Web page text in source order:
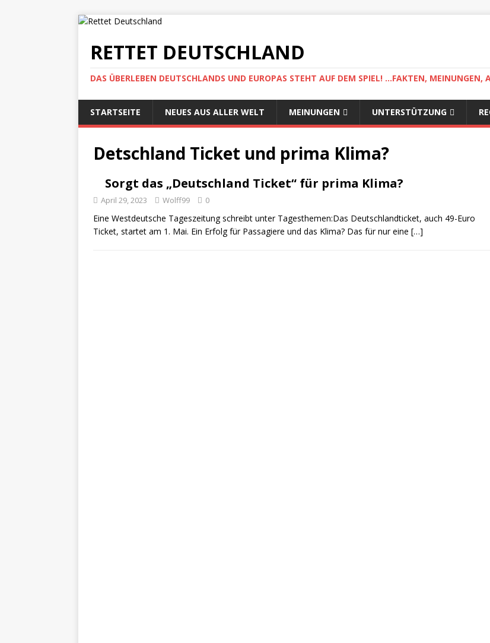
RETTET DEUTSCHLAND
DAS ÜBERLEBEN DEUTSCHLANDS UND EUROPAS STEHT AUF DEM SPIEL! ...FAKTEN, MEINUNGEN,
STARTSEITE NEUES AUS ALLER WELT MEINUNGEN UNTERSTÜTZUNG
Detschland Ticket und prima Klima?
Sorgt das „Deutschland Ticket“ für prima Klima?
April 29, 2023 Wolff99 0
Eine Westdeutsche Tageszeitung schreibt unter Tagesthemen:Das Deutschlandticket, auch 49-Euro
Ticket, startet am 1. Mai. Ein Erfolg für Passagiere und das Klima? Das für nur eine […]